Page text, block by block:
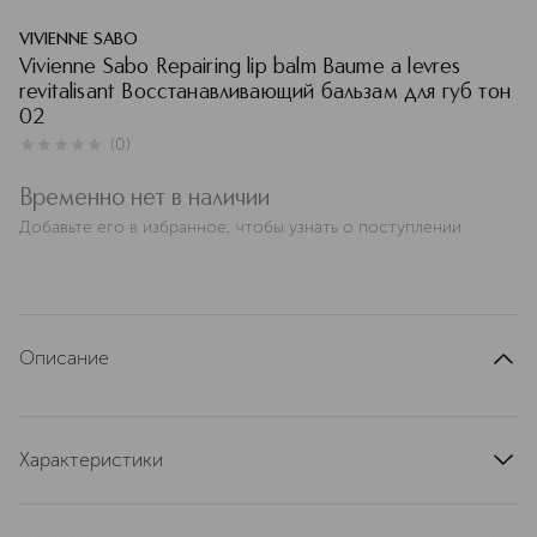
VIVIENNE SABO
Vivienne Sabo Repairing lip balm Baume a levres
revitalisant Восстанавливающий бальзам для губ тон
02
(0)
Временно нет в наличии
Добавьте его в избранное, чтобы узнать о поступлении
Описание
Характеристики